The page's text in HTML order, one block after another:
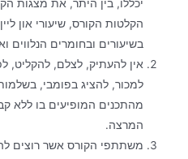
יכללו, בין היתר, את מצגות
הקלטות הקורס, שיעורי און
בשיעורים ובחומרים הנלווים
אין להעתיק, לצלם, להקליט,
למכור, להציג בפומבי,
מהתכנים המופיעים בו ללא
המרצה.
משתתפי הקורס אשר רוצים